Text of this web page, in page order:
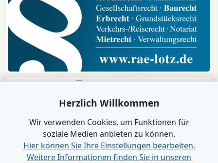
Herzlich Willkommen
Wir verwenden Cookies, um Funktionen für
soziale Medien anbieten zu können.
Hier können Sie Ihre Einstellungen bearbeiten.
Weitere Informationen finden Sie in unseren